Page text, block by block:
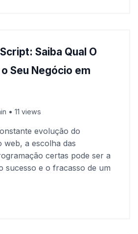
Saiba Qual O
Seu Negócio em
• 11 views
evolução do
web, a escolha das
certas pode ser a
sucesso e o fracasso de um